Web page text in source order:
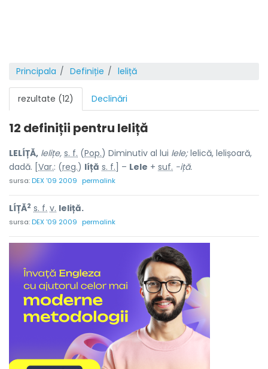
Principala Definiție leliță
rezultate (12) Declinări
12 definiții pentru leliță
LELÍȚĂ, lelițe, s. f. (Pop.) Diminutiv al lui lele;lelică, lelișoară,
dadă. [ Var.: (reg.) líță s. f. ] – Lele + suf. -iță.
sursa:DEX '09 2009 permalink
LÍȚĂ2 s. f. v. leliță.
sursa:DEX '09 2009 permalink